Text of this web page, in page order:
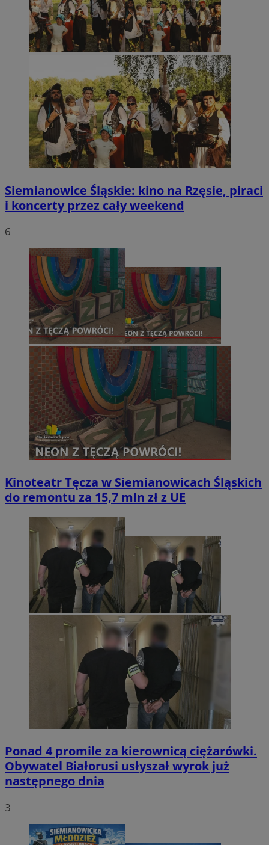
Siemianowice Śląskie: kino na Rzęsie, piraci
i koncerty przez cały weekend
6
Kinoteatr Tęcza w Siemianowicach Śląskich
do remontu za 15,7 mln zł z UE
Ponad 4 promile za kierownicą ciężarówki.
Obywatel Białorusi usłyszał wyrok już
następnego dnia
3